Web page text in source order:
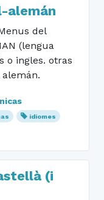
alemán
del
(lengua
o ingles. otras
idiomes
(i